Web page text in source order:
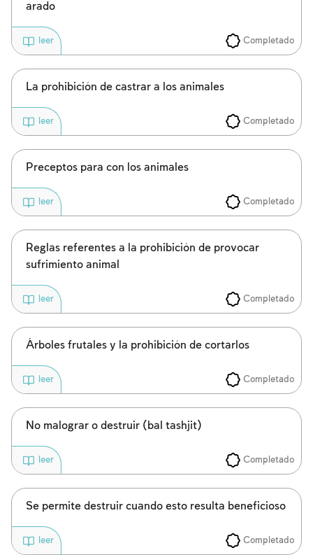
arado
Completado
leer
La prohibición de castrar a los animales
Completado
leer
Preceptos para con los animales
Completado
leer
Reglas referentes a la prohibición de provocar
sufrimiento animal
Completado
leer
Árboles frutales y la prohibición de cortarlos
Completado
leer
No malograr o destruir (bal tashjit)
Completado
leer
Se permite destruir cuando esto resulta beneficioso
Completado
leer